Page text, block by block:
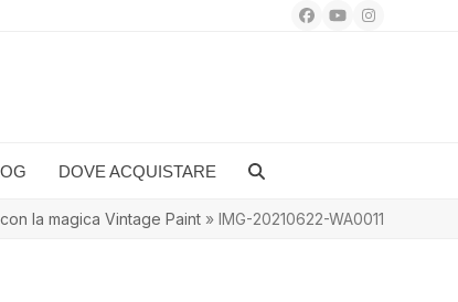
Facebook
YouTubeInstagram
DOVE ACQUISTARE
la magica Vintage Paint» IMG-20210622-WA0011